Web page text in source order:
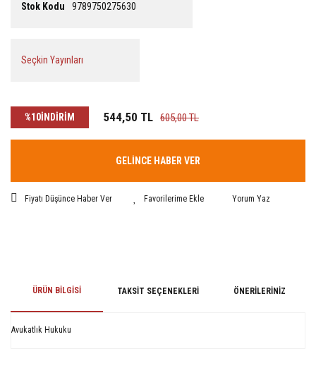
Stok Kodu 9789750275630
Seçkin Yayınları
%10İNDİRİM 544,50 TL 605,00 TL
GELİNCE HABER VER
Fiyatı Düşünce Haber Ver Yorum Yaz
ÜRÜN BILGISI TAKSIT SEÇENEKLERI ÖNERILERINIZ
Avukatlık Hukuku